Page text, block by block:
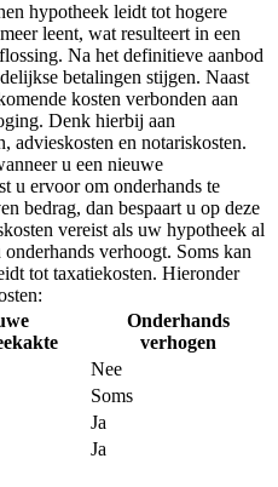
hypotheek leidt tot hogere
leent, wat resulteert in een
Na het definitieve aanbod
betalingen stijgen. Naast
kosten verbonden aan
Denk hierbij aan
advieskosten en notariskosten.
u een nieuwe
u ervoor om onderhands te
bedrag, dan bespaart u op deze
vereist als uw hypotheek al
verhoogt. Soms kan
tot taxatiekosten. Hieronder
Onderhands
verhogen
Nee
Soms
Ja
Ja